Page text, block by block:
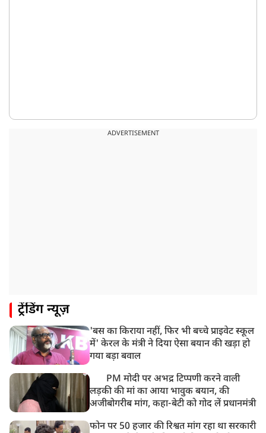
ADVERTISEMENT
ट्रेंडिंग न्यूज़
'बस का किराया नहीं, फिर भी बच्चे प्राइवेट स्कूल
में' केरल के मंत्री ने दिया ऐसा बयान की खड़ा हो
गया बड़ा बवाल
PM मोदी पर अभद्र टिप्पणी करने वाली
लड़की की मां का आया भावुक बयान, की
अजीबोगरीब मांग, कहा-बेटी को गोद लें प्रधानमंत्री
फोन पर 50 हजार की रिश्वत मांग रहा था सरकारी